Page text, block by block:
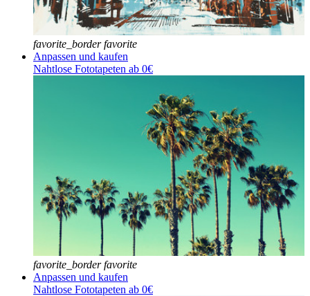
favorite_border favorite
Anpassen und kaufen
Nahtlose Fototapeten ab 0€
favorite_border favorite
Anpassen und kaufen
Nahtlose Fototapeten ab 0€